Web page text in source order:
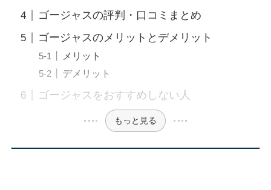
ゴージャスの評判・口コミまとめ
ゴージャスのメリットとデメリット
メリット
デメリット
ゴージャスをおすすめしない人
もっと見る